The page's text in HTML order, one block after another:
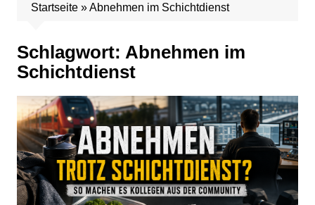
Startseite»Abnehmen im Schichtdienst
Schlagwort: Abnehmen im
Schichtdienst